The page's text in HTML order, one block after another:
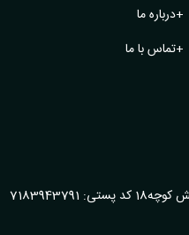
+درباره ما
+تماس با ما